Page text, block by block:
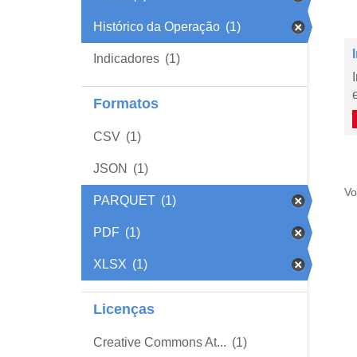
Histórico da Operação (1)
Indicadores (1)
Formatos
CSV (1)
JSON (1)
PARQUET (1)
PDF (1)
XLSX (1)
Licenças
Creative Commons At... (1)